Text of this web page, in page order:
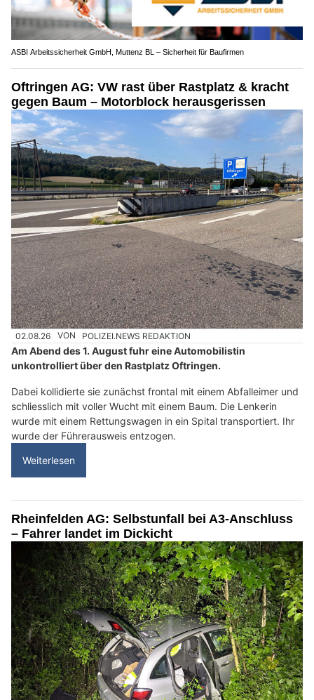
ASBI Arbeitssicherheit GmbH, Muttenz BL – Sicherheit für Baufirmen
Oftringen AG: VW rast über Rastplatz & kracht
gegen Baum – Motorblock herausgerissen
02.08.26 VON POLIZEI.NEWS REDAKTION
Am Abend des 1. August fuhr eine Automobilistin
unkontrolliert über den Rastplatz Oftringen.
Dabei kollidierte sie zunächst frontal mit einem Abfalleimer und
schliesslich mit voller Wucht mit einem Baum. Die Lenkerin
wurde mit einem Rettungswagen in ein Spital transportiert. Ihr
wurde der Führerausweis entzogen.
Weiterlesen
Rheinfelden AG: Selbstunfall bei A3-Anschluss
– Fahrer landet im Dickicht